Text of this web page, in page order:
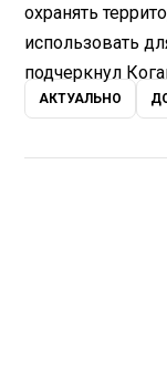
охранять
использовать
подчеркнул
АКТУАЛЬНО